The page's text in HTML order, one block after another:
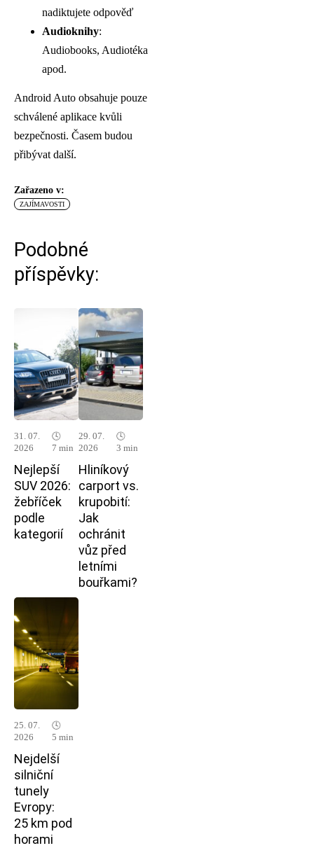
nadiktujete odpověď
Audioknihy:
Audiobooks, Audiotéka
apod.
Android Auto obsahuje pouze
schválené aplikace kvůli
bezpečnosti. Časem budou
přibývat další.
Zařazeno v:
ZAJÍMAVOSTI
Podobné
příspěvky:
31. 07.
2026
🕓
7 min
Nejlepší
SUV 2026:
žebříček
podle
kategorií
29. 07.
2026
🕓
3 min
Hliníkový
carport vs.
krupobití:
Jak
ochránit
vůz před
letními
bouřkami?
25. 07.
2026
🕓
5 min
Nejdelší
silniční
tunely
Evropy:
25 km pod
horami